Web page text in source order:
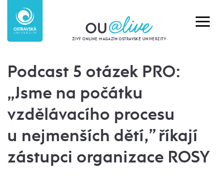
ŽIVÝ ONLINE MAGAZÍN OSTRAVSKÉ UNIVERZITY
Podcast 5 otázek PRO:
„Jsme na počátku
vzdělávacího procesu
u nejmenších dětí,” říkají
zástupci organizace ROSY